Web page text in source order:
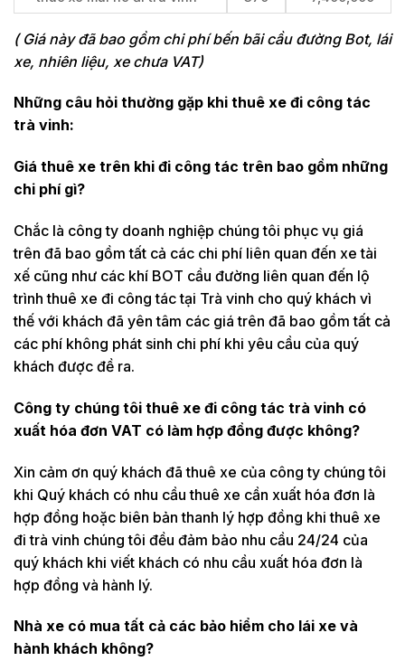
( Giá này đã bao gồm chi phí bến bãi cầu đường Bot, lái
xe, nhiên liệu, xe chưa VAT)
Những câu hỏi thường gặp khi thuê xe đi công tác
trà vinh:
Giá thuê xe trên khi đi công tác trên bao gồm những
chi phí gì?
Chắc là công ty doanh nghiệp chúng tôi phục vụ giá
trên đã bao gồm tất cả các chi phí liên quan đến xe tài
xế cũng như các khí BOT cầu đường liên quan đến lộ
trình thuê xe đi công tác tại Trà vinh cho quý khách vì
thế với khách đã yên tâm các giá trên đã bao gồm tất cả
các phí không phát sinh chi phí khi yêu cầu của quý
khách được đề ra.
Công ty chúng tôi thuê xe đi công tác trà vinh có
xuất hóa đơn VAT có làm hợp đồng được không?
Xin cảm ơn quý khách đã thuê xe của công ty chúng tôi
khi Quý khách có nhu cầu thuê xe cần xuất hóa đơn là
hợp đồng hoặc biên bản thanh lý hợp đồng khi thuê xe
đi trà vinh chúng tôi đều đảm bảo nhu cầu 24/24 của
quý khách khi viết khách có nhu cầu xuất hóa đơn là
hợp đồng và hành lý.
Nhà xe có mua tất cả các bảo hiểm cho lái xe và
hành khách không?